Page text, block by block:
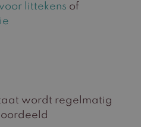
littekens of
wordt regelmatig